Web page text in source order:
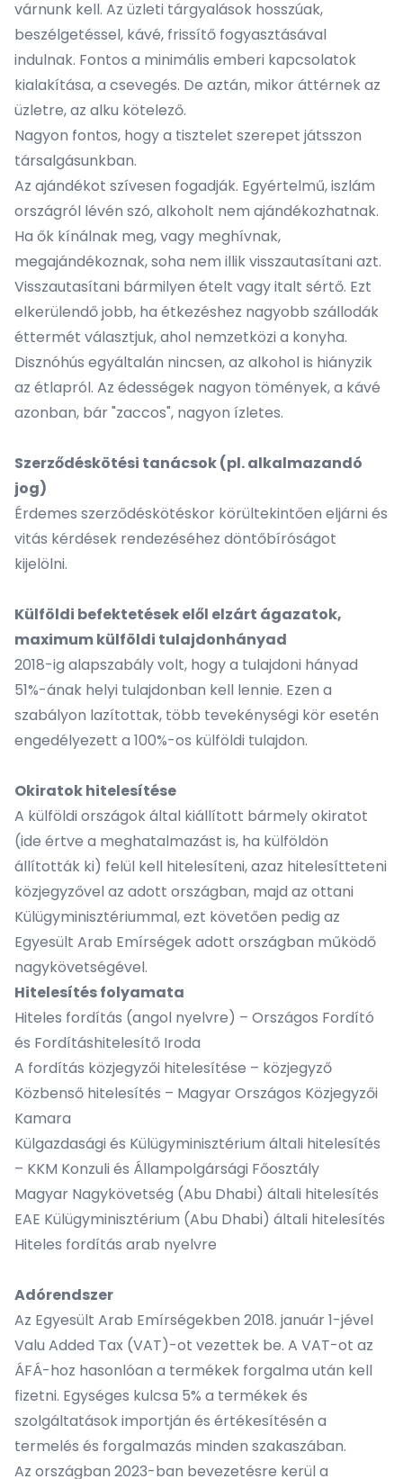
várnunk kell. Az üzleti tárgyalások hosszúak,
beszélgetéssel, kávé, frissítő fogyasztásával
indulnak. Fontos a minimális emberi kapcsolatok
kialakítása, a csevegés. De aztán, mikor áttérnek az
üzletre, az alku kötelező.
Nagyon fontos, hogy a tisztelet szerepet játsszon
társalgásunkban.
Az ajándékot szívesen fogadják. Egyértelmű, iszlám
országról lévén szó, alkoholt nem ajándékozhatnak.
Ha ők kínálnak meg, vagy meghívnak,
megajándékoznak, soha nem illik visszautasítani azt.
Visszautasítani bármilyen ételt vagy italt sértő. Ezt
elkerülendő jobb, ha étkezéshez nagyobb szállodák
éttermét választjuk, ahol nemzetközi a konyha.
Disznóhús egyáltalán nincsen, az alkohol is hiányzik
az étlapról. Az édességek nagyon tömények, a kávé
azonban, bár "zaccos", nagyon ízletes.
Szerződéskötési tanácsok (pl. alkalmazandó
jog)
Érdemes szerződéskötéskor körültekintően eljárni és
vitás kérdések rendezéséhez döntőbíróságot
kijelölni.
Külföldi befektetések elől elzárt ágazatok,
maximum külföldi tulajdonhányad
2018-ig alapszabály volt, hogy a tulajdoni hányad
51%-ának helyi tulajdonban kell lennie. Ezen a
szabályon lazítottak, több tevekénységi kör esetén
engedélyezett a 100%-os külföldi tulajdon.
Okiratok hitelesítése
A külföldi országok által kiállított bármely okiratot
(ide értve a meghatalmazást is, ha külföldön
állították ki) felül kell hitelesíteni, azaz hitelesítteteni
közjegyzővel az adott országban, majd az ottani
Külügyminisztériummal, ezt követően pedig az
Egyesült Arab Emírségek adott országban működő
nagykövetségével.
Hitelesítés folyamata
Hiteles fordítás (angol nyelvre) – Országos Fordító
és Fordításhitelesítő Iroda
A fordítás közjegyzői hitelesítése – közjegyző
Közbenső hitelesítés – Magyar Országos Közjegyzői
Kamara
Külgazdasági és Külügyminisztérium általi hitelesítés
– KKM Konzuli és Állampolgársági Főosztály
Magyar Nagykövetség (Abu Dhabi) általi hitelesítés
EAE Külügyminisztérium (Abu Dhabi) általi hitelesítés
Hiteles fordítás arab nyelvre
Adórendszer
Az Egyesült Arab Emírségekben 2018. január 1-jével
Valu Added Tax (VAT)-ot vezettek be. A VAT-ot az
ÁFÁ-hoz hasonlóan a termékek forgalma után kell
fizetni. Egységes kulcsa 5% a termékek és
szolgáltatások importján és értékesítésén a
termelés és forgalmazás minden szakaszában.
Az országban 2023-ban bevezetésre kerül a